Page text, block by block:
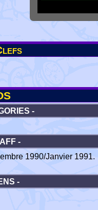
-
-
1990/Janvier 1991.
-